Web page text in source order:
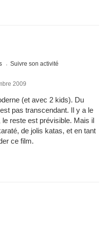
Suivre son activité
2009
(et avec 2 kids). Du
pas transcendant. Il y a le
reste est prévisible. Mais il
de jolis katas, et en tant
ce film.